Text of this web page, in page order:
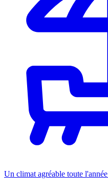
Un climat agréable toute l'année